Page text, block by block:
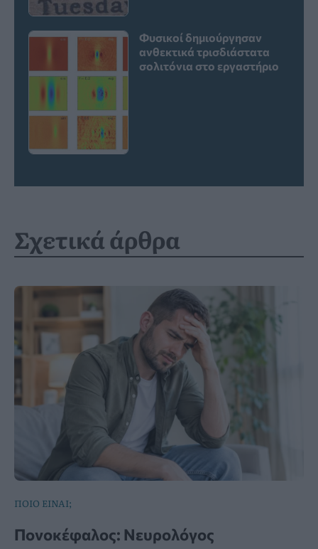
Φυσικοί δημιούργησαν
ανθεκτικά τρισδιάστατα
σολιτόνια στο εργαστήριο
Σχετικά άρθρα
ΠΟΙΟ ΕΙΝΑΙ;
Πονοκέφαλος: Νευρολόγος